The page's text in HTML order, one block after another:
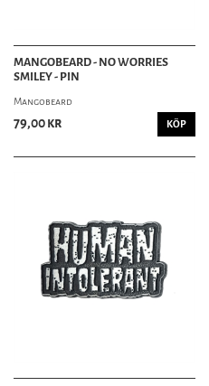
MANGOBEARD - NO WORRIES
SMILEY - PIN
Mangobeard
79,00 kr KÖP